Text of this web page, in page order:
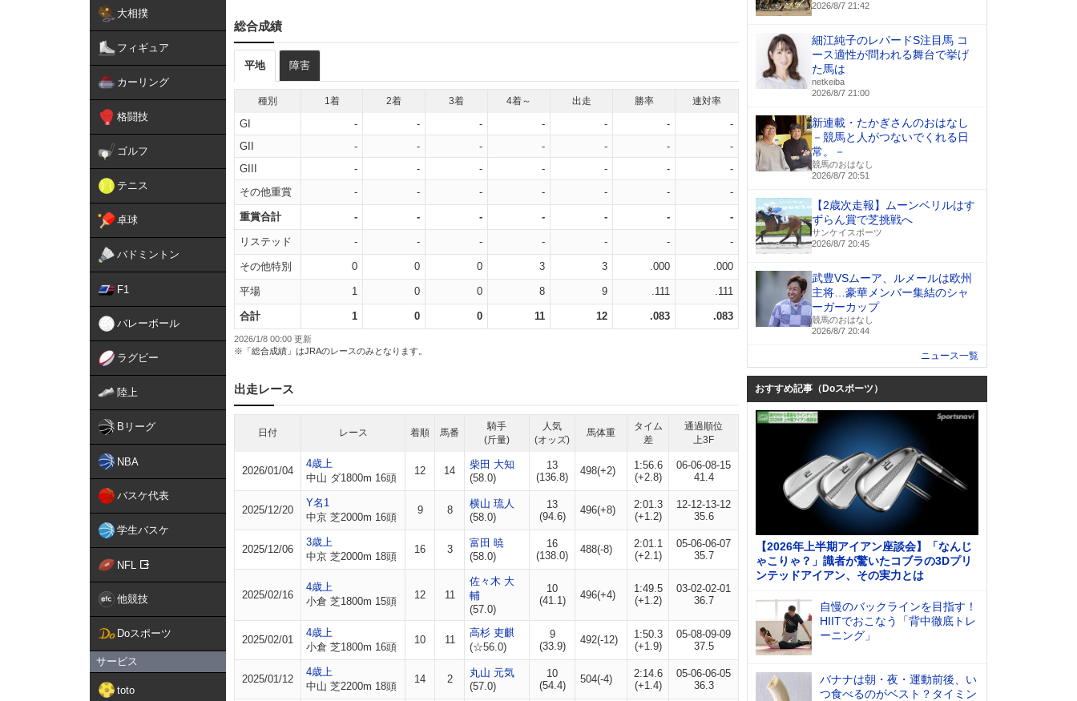
大相撲
フィギュア
カーリング
格闘技
ゴルフ
テニス
卓球
バドミントン
F1
バレーボール
ラグビー
陸上
Bリーグ
NBA
バスケ代表
学生バスケ
NFL
他競技
Doスポーツ
サービス
toto
総合成績
平地 障害
種別 1着 2着 3着 4着～ 出走 勝率 連対率
GI - - - - - -
-
GII
- - - - - -
-
GIII
- - - - - -
-
その他重賞
- - - - - - -
重賞合計 - - - - - - -
リステッド - - - - - - -
その他特別 0 0 0 3 3 .000 .000
平場 1 0 0 8 9 .111 .111
合計 1 0 0 11 12 .083 .083
2026/1/8 00:00 更新
※「総合成績」はJRAのレースのみとなります。
出走レース
日付 レース 着順 馬番
騎手
(斤量)
人気
(オッズ)
馬体重
タイム
差
通過順位
上3F
2026/01/04
4歳上
中山 ダ1800m 16頭
12 14
柴田 大知
(58.0)
13
(136.8)
498(+2)
1:56.6
(+2.8)
06-06-08-15
41.4
2025/12/20
Y名1
中京 芝2000m 16頭
9 8
横山 琉人
(58.0)
13
(94.6)
496(+8)
2:01.3
(+1.2)
12-12-13-12
35.6
2025/12/06
3歳上
中京 芝2000m 18頭
16 3
富田 暁
(58.0)
16
(138.0)
488(-8)
2:01.1
(+2.1)
05-06-06-07
35.7
2025/02/16
4歳上
小倉 芝1800m 15頭
12 11
佐々木 大
輔
(57.0)
10
(41.1)
496(+4)
1:49.5
(+1.2)
03-02-02-01
36.7
2025/02/01
4歳上
小倉 芝1800m 16頭
10 11
高杉 吏麒
(☆56.0)
9
(33.9)
492(-12)
1:50.3
(+1.9)
05-08-09-09
37.5
2025/01/12
4歳上
中山 芝2200m 18頭
14 2
丸山 元気
(57.0)
10
(54.4)
504(-4)
2:14.6
(+1.4)
05-06-06-05
36.3
2026/8/7 21:42
細江純子のレパードS注目馬 コ
ース適性が問われる舞台で挙げ
た馬は
netkeiba
2026/8/7 21:00
新連載・たかぎさんのおはなし
－競馬と人がつないでくれる日
常。－
競馬のおはなし
2026/8/7 20:51
【2歳次走報】ムーンベリルはす
ずらん賞で芝挑戦へ
サンケイスポーツ
2026/8/7 20:45
武豊VSムーア、ルメールは欧州
主将…豪華メンバー集結のシャ
ーガーカップ
競馬のおはなし
2026/8/7 20:44
ニュース一覧
おすすめ記事（Doスポーツ）
【2026年上半期アイアン座談会】「なんじ
ゃこりゃ？」識者が驚いたコブラの3Dプリ
ンテッドアイアン、その実力とは
自慢のバックラインを目指す！
HIITでおこなう「背中徹底トレ
ーニング」
バナナは朝・夜・運動前後、い
つ食べるのがベスト？タイミン